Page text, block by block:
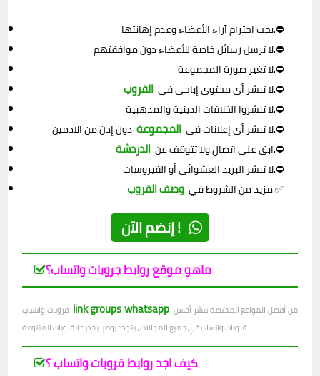
يجب احترام آراء الأعضاء وعدم إهانتها.⛔
لا ترسل رسائل خاصة للأعضاء دون موافقتهم.⛔
لا تغير صورة المجموعة.⛔
لا تنشر أي محتوى إباحي في القروب
.⛔
لا تنشروا الخلافات الدينية والمذهبية.⛔
لا تنشر أي إعلانات في المجموعة
دون إذن من الادمين.⛔
ابق على اتصال ولا تتوقف عن الدردشة
.⛔
لا تنشر البريد العشوائي أو الفيروسات.⛔
مزيد من الشروط في وصف القروب .✅
إنضم الآن !
ماهو موقع روابط جروبات واتساب؟
قروبات واتساب link groups whatsapp من أفضل المواقع المختصة بنشر أحسن
قروبات واتساب في جميع المجالات ، بتجدد يوميا بجديد القروبات المتنوعة.
كيف اجد روابط قروبات واتساب ؟